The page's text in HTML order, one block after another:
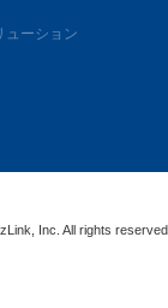
ューション
Inc. All rights reserved.